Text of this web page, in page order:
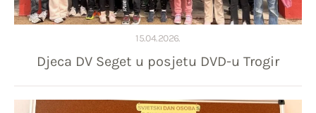
15.04.2026.
Djeca DV Seget u posjetu DVD-u Trogir